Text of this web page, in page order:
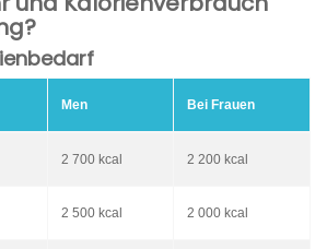
Men Bei Frauen
2 700 kcal 2 200 kcal
2 500 kcal 2 000 kcal